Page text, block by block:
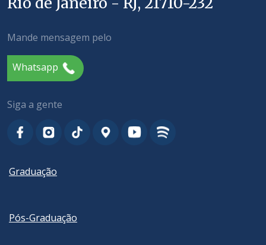
Mande mensagem pelo
Whatsapp
Siga a gente
Graduação
Pós-Graduação